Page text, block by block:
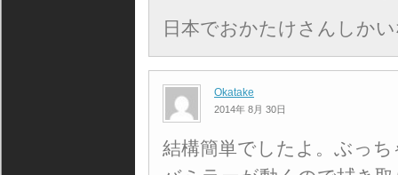
日本でおかたけさんしか
Okatake
2014年 8月 30日
結構簡単でしたよ。ぶっ